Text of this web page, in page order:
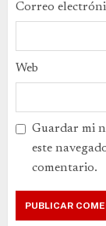
Correo
Web
Guardar mi
este
comentario.